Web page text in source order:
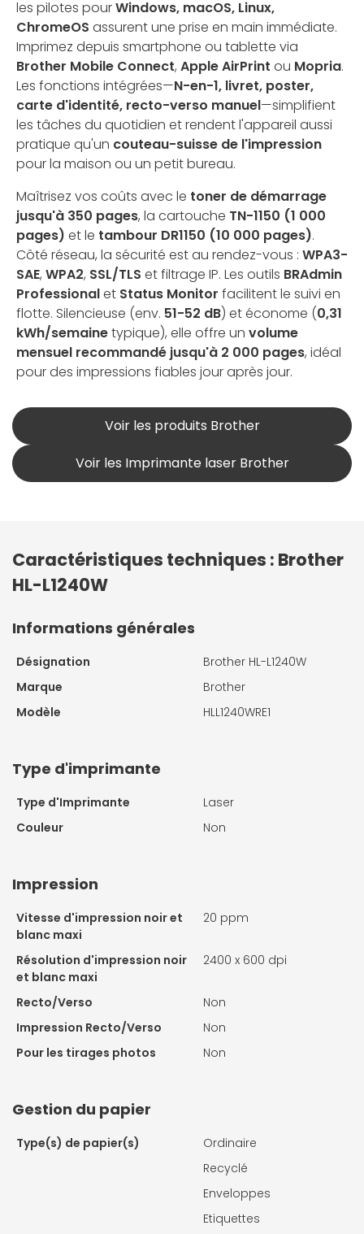
les pilotes pourWindows, macOS, Linux,
ChromeOS assurent une prise en main immédiate.
Imprimez depuis smartphone ou tablette via
Brother Mobile Connect, Apple AirPrint ou Mopria.
Les fonctions intégrées—N-en-1, livret, poster,
carte d'identité, recto-verso manuel—simplifient
les tâches du quotidien et rendent l'appareil aussi
pratique qu'un couteau-suisse de l'impression
pour la maison ou un petit bureau.
Maîtrisez vos coûts avec le toner de démarrage
jusqu'à 350 pages, la cartouche TN-1150 (1 000
pages) et le tambour DR1150 (10 000 pages).
Côté réseau, la sécurité est au rendez-vous : WPA3-
SAE, WPA2, SSL/TLS et filtrage IP. Les outils BRAdmin
Professionalet Status Monitor facilitent le suivi en
flotte. Silencieuse (env. 51-52 dB) et économe (0,31
kWh/semainetypique), elle offre un volume
mensuel recommandé jusqu'à 2 000 pages, idéal
pour des impressions fiables jour après jour.
Voir les produits Brother
Voir les Imprimante laser Brother
Caractéristiques techniques : Brother
HL-L1240W
Informations générales
Désignation
Brother HL-L1240W
Marque
Brother
Modèle
HLL1240WRE1
Type d'imprimante
Type d'Imprimante
Laser
Couleur
Non
Impression
Vitesse d'impression noir et
blanc maxi
20 ppm
Résolution d'impression noir
et blanc maxi
2400 x 600 dpi
Recto/Verso
Non
Impression Recto/Verso
Non
Pour les tirages photos
Non
Gestion du papier
Type(s) de papier(s)
Ordinaire
Recyclé
Enveloppes
Etiquettes